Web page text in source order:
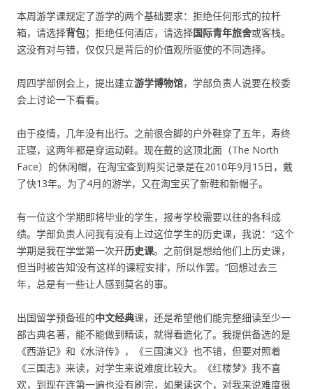
本周游学课规定了游学的两个基础要求：拒绝任何形式的拉杆
箱，请选择背包；拒绝任何酒店，请选择国际青年旅舍或客栈。
这没有对与错，仅仅只是背后的价值观所驱使的不同选择。
周四学部例会上，提出建立游学博物馆，学部负责人说要在校委
会上讨论一下看看。
由于疫情，几年没有出行。之前很合脚的户外鞋穿了五年，寿终
正寝，这两年都是穿运动鞋。现在戴的这顶北面（The North
Face）的休闲帽，在淘宝查到购买记录是在2010年9月15日，戴
了快13年。为了4月的游学，又在淘宝买了新鞋和新帽子。
有一位这个学期即将毕业的学生，报考学校需要以往的各科成
绩。学部负责人问我有没有上过这位学生的历史课，我说：“这个
学期是我在学堂第一次开历史课。之前倒是想给他们上历史课，
但当时被告知‘没有这样的课程安排’，所以作罢。”回想过去三
年，总是有一些让人感到莫名的事。
出国留学预备班的中文经典课，还是希望他们能完整细读至少一
部古典名著，能不能做到精读，就得看造化了。我提供备选的是
《西游记》和《水浒传》，《三国演义》也不错，但要对照着
《三国志》来读，对学生来说难度比较大。《红楼梦》我不喜
欢，到现在连第一遍也没有刷完，如果读这个，对我来说难度很